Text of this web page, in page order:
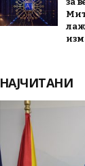
НАЈЧИТАНИ